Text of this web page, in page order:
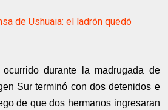
de Ushuaia: el ladrón quedó
durante la madrugada de
Sur terminó con dos detenidos e
de que dos hermanos ingresaran